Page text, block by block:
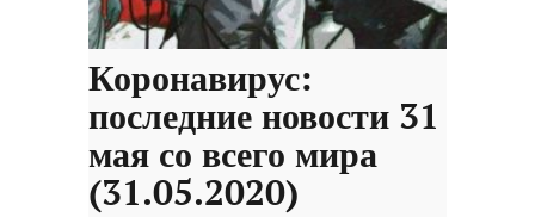
Коронавирус:
последние новости 31
мая со всего мира
(31.05.2020)